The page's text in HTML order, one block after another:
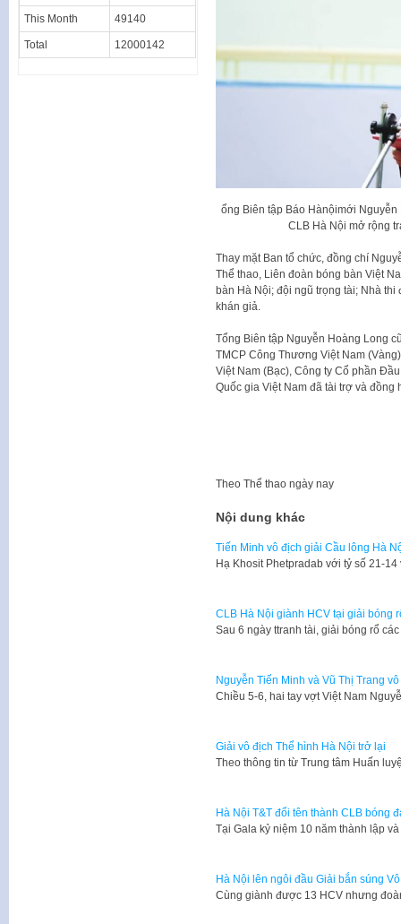
ổng Biên tập Báo Hànộimới
CLB Hà Nội mở rộng
Thay mặt Ban tổ chức, đồng chí
Thể thao, Liên đoàn bóng bàn Việt
bàn Hà Nội; đội ngũ trọng tài; Nhà
khán giả.
Tổng Biên tập Nguyễn Hoàng Long
TMCP Công Thương Việt Nam
Việt Nam (Bạc), Công ty Cổ phần
Quốc gia Việt Nam đã tài trợ và đồng
Theo Thể thao ngày nay
Nội dung khác
Tiến Minh vô địch giải Cầu lông Hà
Hạ Khosit Phetpradab với tỷ số 21-
CLB Hà Nội giành HCV tại giải bóng
Sau 6 ngày ttranh tài, giải bóng rổ
Nguyễn Tiến Minh và Vũ Thị Trang
Chiều 5-6, hai tay vợt Việt Nam
Giải vô địch Thể hình Hà Nội trở lại
Theo thông tin từ Trung tâm Huấn
Hà Nội T&T đổi tên thành CLB bóng
Tại Gala kỷ niệm 10 năm thành lập
Hà Nội lên ngôi đầu Giải bắn súng
Cùng giành được 13 HCV nhưng
This Month 49140
Total 12000142